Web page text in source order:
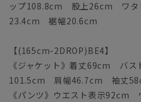
ップ108.8cm 股上26cm ワ
23.4cm 裾幅20.6cm
【(165cm-2DROP)BE4】
《ジャケット》着丈69cm バ
101.5cm 肩幅46.7cm 袖丈
《パンツ》ウエスト表示